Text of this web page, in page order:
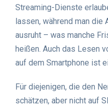
Streaming-Dienste
lassen, während man die
ausruht – was manche
heißen. Auch das Lesen
auf dem Smartphone ist
Für diejenigen, die den
schätzen, aber nicht auf